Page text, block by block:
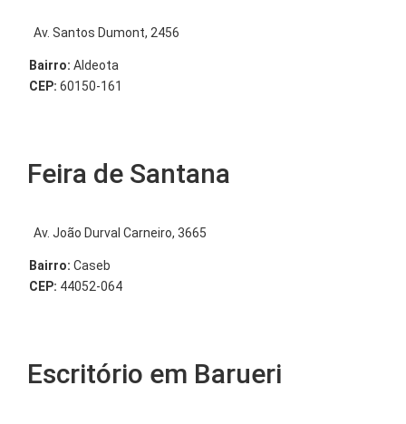
Av. Santos Dumont, 2456
Bairro: Aldeota
CEP: 60150-161
Feira de Santana
Av. João Durval Carneiro, 3665
Bairro: Caseb
CEP: 44052-064
Escritório em Barueri